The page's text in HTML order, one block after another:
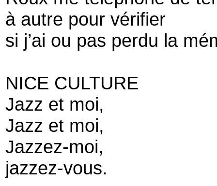
à autre pour vérifier
si j’ai ou pas perdu la
NICE CULTURE
Jazz et moi,
Jazz et moi,
Jazzez-moi,
jazzez-vous.